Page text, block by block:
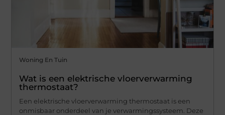
Woning En Tuin
Wat is een elektrische vloerverwarming
thermostaat?
Een elektrische vloerverwarming thermostaat is een
onmisbaar onderdeel van je verwarmingssysteem. Deze